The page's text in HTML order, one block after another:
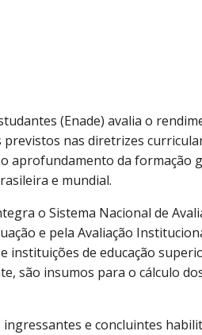
(Enade) avalia o
nas diretrizes
aprofundamento da formação
e mundial.
o Sistema Nacional de
e pela Avaliação
instituições de educação
são insumos para o cálculo
e concluintes